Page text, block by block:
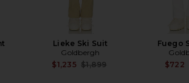
price:
Lieke Ski Suit
Goldbergh
$1,235 Previous price:
$1,899
Fuego
$722